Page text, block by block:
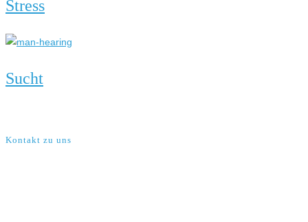
Stress
Sucht
Kontakt zu uns